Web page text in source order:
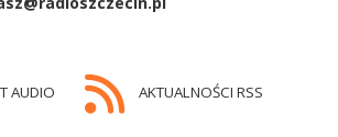
AUDIO AKTUALNOŚCI RSS